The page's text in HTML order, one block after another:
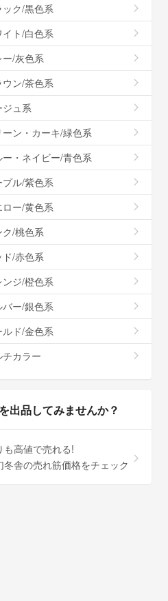
ック/黒色系
イト/白色系
ー/灰色系
ウン/茶色系
ュ系
ーン・カーキ/緑色系
ー・ネイビー/青色系
プル/紫色系
ロー/黄色系
ク/桃色系
ド/赤色系
ンジ/橙色系
バー/銀色系
ルド/金色系
チカラー
出品してみませんか？
も高値で売れる!
冬舎の売れ筋価格をチェック